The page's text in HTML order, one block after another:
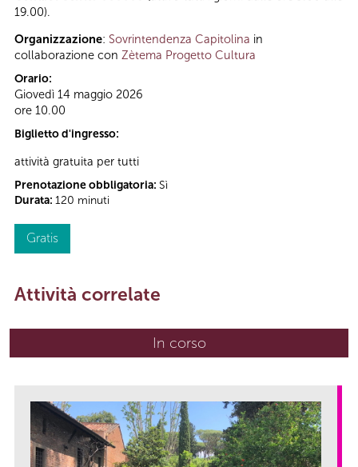
19.00).
Organizzazione: Sovrintendenza Capitolina in
collaborazione con Zètema Progetto Cultura
Orario:
Giovedì 14 maggio 2026
ore 10.00
Biglietto d'ingresso:
attività gratuita per tutti
Prenotazione obbligatoria: Sì
Durata: 120 minuti
Gratis
Attività correlate
In corso(scheda attiva)